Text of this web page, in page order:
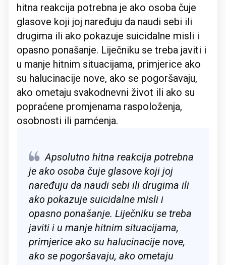
hitna reakcija potrebna je ako osoba čuje
glasove koji joj naređuju da naudi sebi ili
drugima ili ako pokazuje suicidalne misli i
opasno ponašanje. Liječniku se treba javiti i
u manje hitnim situacijama, primjerice ako
su halucinacije nove, ako se pogoršavaju,
ako ometaju svakodnevni život ili ako su
popraćene promjenama raspoloženja,
osobnosti ili pamćenja.
Apsolutno hitna reakcija potrebna
je ako osoba čuje glasove koji joj
naređuju da naudi sebi ili drugima ili
ako pokazuje suicidalne misli i
opasno ponašanje. Liječniku se treba
javiti i u manje hitnim situacijama,
primjerice ako su halucinacije nove,
ako se pogoršavaju, ako ometaju